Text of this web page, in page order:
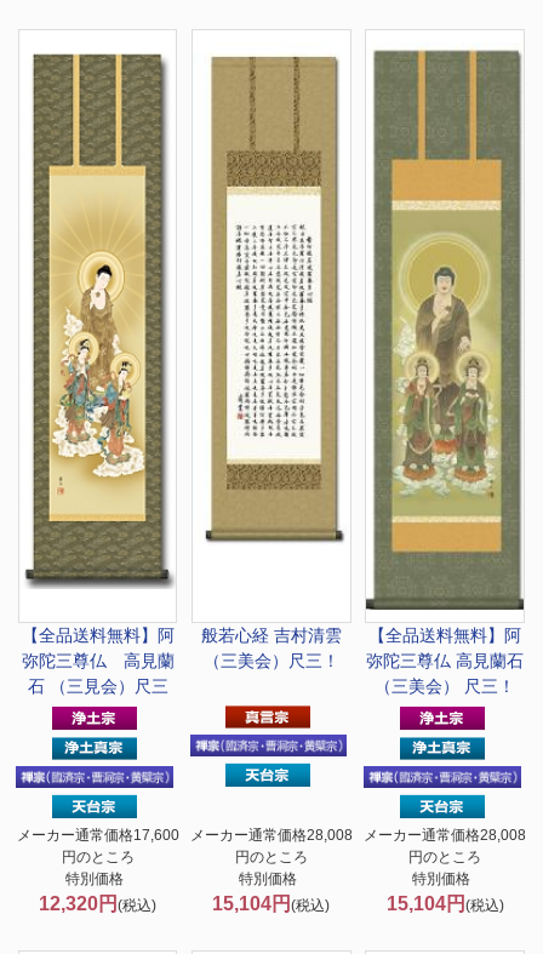
【全品送料無料】
阿
弥陀三尊仏 高見蘭
石 （三見会）尺三
メーカー通常価格17,600
円のところ
特別価格
12,320円(税込)
般若心経 吉村清雲
（三美会）尺三！
メーカー通常価格28,008
円のところ
特別価格
15,104円(税込)
【全品送料無料】
阿
弥陀三尊仏 高見蘭石
（三美会） 尺三！
メーカー通常価格28,008
円のところ
特別価格
15,104円 (税込)